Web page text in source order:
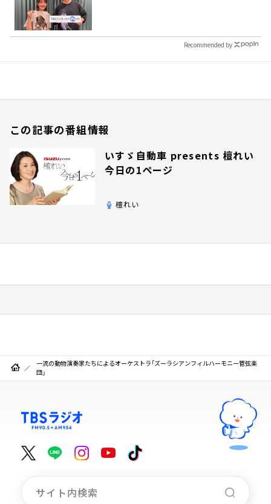
Recommended by
この記事の番組情報
いすゞ自動車 presents 檀れい
今日の1ページ
檀れい
一流の動物演奏家たちによるオーケストラ「ズーラシアンフィルハーモニー管弦楽
団」